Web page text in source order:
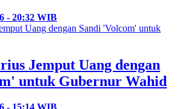
- 20:32 WIB
Jemput Uang dengan
untuk Gubernur Wahid
- 15:14 WIB